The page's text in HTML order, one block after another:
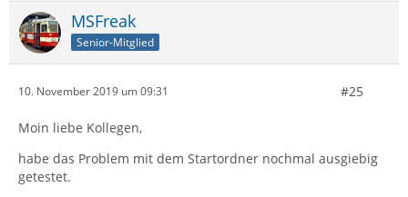
MSFreak
Senior-Mitglied
10. November 2019 um 09:31 #25
Moin liebe Kollegen,
habe das Problem mit dem Startordner nochmal ausgiebig
getestet.